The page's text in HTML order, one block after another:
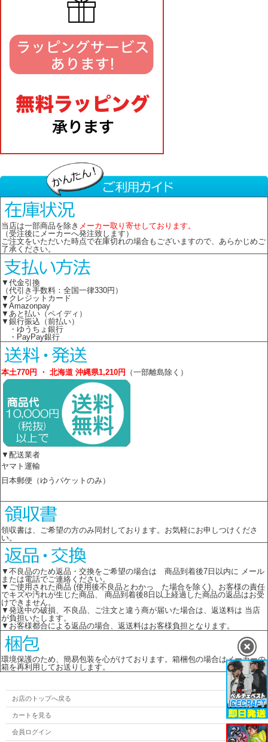
当店は一部商品を除き メーカー取り寄せしております。
（受注後にメーカーへ発注致します）
ご注文をいただいた時点で在庫切れの場合もございますので、あらかじめご
了承ください。
▼代金引換
（代引き手数料：全国一律330円）
▼クレジットカード
▼Amazonpay
▼あと払い（ペイディ）
▼銀行振込（前払い）
・ゆうちょ銀行
・PayPay銀行
本土770円 ・ 北海道 沖縄県1,210円 （一部離島除く）
▼配送業者
ヤマト運輸
日本郵便（ゆうパケットのみ）
領収書は、ご希望の方のみ同封しております。お気軽にお申しつけくださ
い。
▼不良品のため返品・交換をご希望の場合は 商品到着後7日以内に メール
または電話でご連絡ください。
▼ご使用された商品 (使用後不良品とわかっ た場合を除く)、お客様の責任
でキズや汚れが生じた商品、 商品到着後8日以上経過した商品の返品はお受
けできません。
▼発送中の破損、不良品、ご注文と違う商が届いた場合は、返送料は 当店
が負担いたします。
▼お客様都合による返品の場合、返送料はお客様負担となります。
環境保護のため、簡易包装を心がけております。箱梱包の場合はメーカーの
箱を再利用してお送りします。
お店のトップへ戻る
カートを見る
会員ログイン